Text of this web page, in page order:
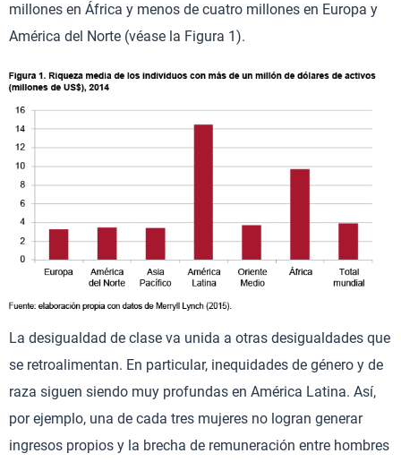
millones en África y menos de cuatro millones en Europa y
América del Norte (véase la Figura 1).
La desigualdad de clase va unida a otras desigualdades que
se retroalimentan. En particular, inequidades de género y de
raza siguen siendo muy profundas en América Latina. Así,
por ejemplo, una de cada tres mujeres no logran generar
ingresos propios y la brecha de remuneración entre hombres